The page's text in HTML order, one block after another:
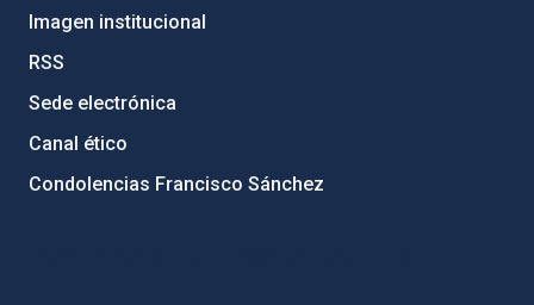
Imagen institucional
RSS
Sede electrónica
Canal ético
Condolencias Francisco Sánchez